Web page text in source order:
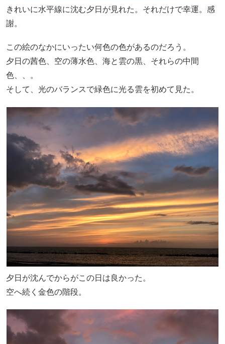
きれいに水平線に沈む夕日が見れた。それだけで幸運。感
謝。
この絵のなかにいったい何色の色があるのだろう。
夕日の茜色、空の薄水色、海と雲の黒、それらの中間
色、、。
そして、光のバランスで緑色に光る雲を初めて見た。
夕日が沈んでからがこの日は良かった。
空へ続く金色の階段。